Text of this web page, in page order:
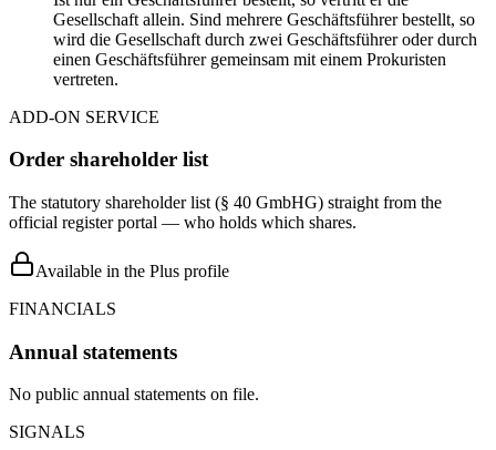
Gesellschaft allein. Sind mehrere Geschäftsführer bestellt, so
wird die Gesellschaft durch zwei Geschäftsführer oder durch
einen Geschäftsführer gemeinsam mit einem Prokuristen
vertreten.
ADD-ON SERVICE
Order shareholder list
The statutory shareholder list (§ 40 GmbHG) straight from the
official register portal — who holds which shares.
Available in the Plus profile
FINANCIALS
Annual statements
No public annual statements on file.
SIGNALS